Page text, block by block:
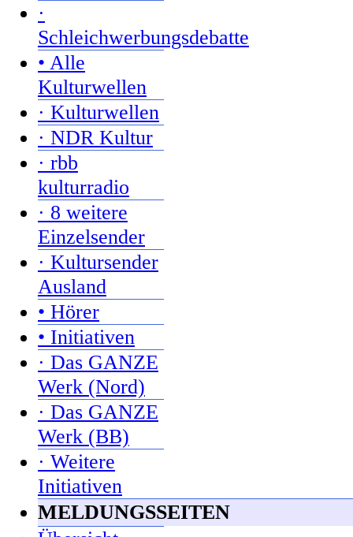
·
Schleichwerbungsdebatte
• Alle
Kulturwellen
· Kulturwellen
· NDR Kultur
· rbb
kulturradio
· 8 weitere
Einzelsender
· Kultursender
Ausland
• Hörer
• Initiativen
· Das GANZE
Werk (Nord)
· Das GANZE
Werk (BB)
· Weitere
Initiativen
MELDUNGSSEITEN